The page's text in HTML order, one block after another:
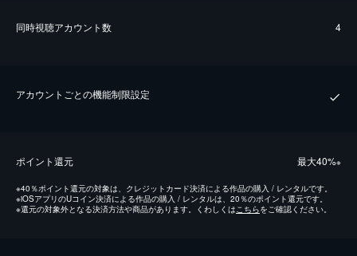
同時視聴アカウント数 4
アカウントごとの機能制限設定
ポイント還元 最⼤40%※
※40％ポイント還元の対象は、クレジットカード決済による作品の購入 / レンタルです。
※iOSアプリのUコイン決済による作品の購入 / レンタルは、20％のポイント還元です。
※還元の対象外となる決済方法や商品があります。くわしくはこちらをご確認ください。